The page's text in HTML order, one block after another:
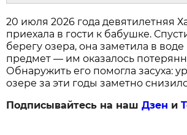
20 июля 2026 года девятилетняя
приехала в гости к бабушке.
берегу озера, она заметила в
предмет — им оказалось
Обнаружить его помогла засуха:
озере за эти годы заметно
Подписывайтесь на нашДзен и